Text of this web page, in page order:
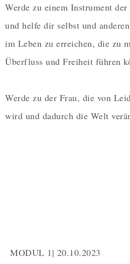
Werde zu einem Instrument der
und helfe dir selbst und
im Leben zu erreichen, die zu
Überfluss und Freiheit führen
Werde zu der Frau, die von
wird und dadurch die Welt
MODUL 1| 20.10.2023